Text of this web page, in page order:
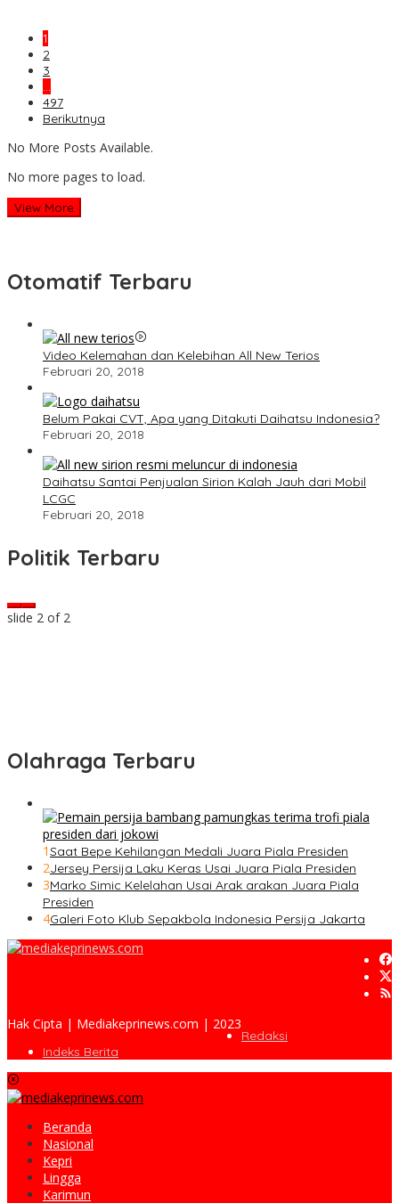
1
2
3
…
497
Berikutnya
No More Posts Available.
No more pages to load.
View More
Otomatif Terbaru
Video Kelemahan dan Kelebihan All New Terios
Februari 20, 2018
Belum Pakai CVT, Apa yang Ditakuti Daihatsu Indonesia?
Februari 20, 2018
Daihatsu Santai Penjualan Sirion Kalah Jauh dari Mobil
LCGC
Februari 20, 2018
Politik Terbaru
slide 2 of 2
Olahraga Terbaru
1Saat Bepe Kehilangan Medali Juara Piala Presiden
2Jersey Persija Laku Keras Usai Juara Piala Presiden
3Marko Simic Kelelahan Usai Arak arakan Juara Piala
Presiden
4Galeri Foto Klub Sepakbola Indonesia Persija Jakarta
Hak Cipta | Mediakeprinews.com | 2023
Redaksi
Indeks Berita
Beranda
Nasional
Kepri
Lingga
Karimun